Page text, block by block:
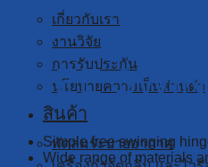
เกี่ยวกับเรา
งานวิจัย
การรับประกัน
นโยบายความเป็นส่วนตัว
สินค้า
พัดลมระบายอากาศ
FREE
Simple free swinging
Wide range of materials